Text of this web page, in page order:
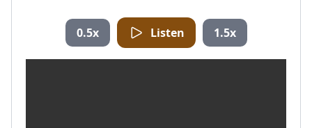
0.5x Listen 1.5x